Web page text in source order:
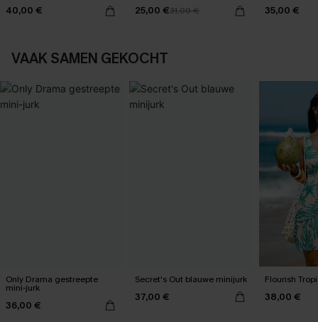
40,00 € 25,00 €31,00 € 35,00 €
VAAK SAMEN GEKOCHT
Only Drama gestreepte
mini-jurk
36,00 €
Secret's Out blauwe minijurk
37,00 €
Flourish
38,00 €